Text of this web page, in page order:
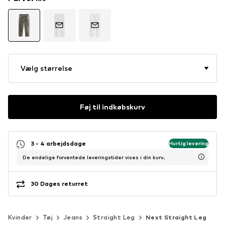
Vælg størrelse
Føj til indkøbskurv
3 - 4 arbejdsdage Hurtig levering
De endelige forventede leveringstider vises i din kurv.
30 Dages returret
Kvinder Tøj Jeans Straight Leg Next Straight Leg